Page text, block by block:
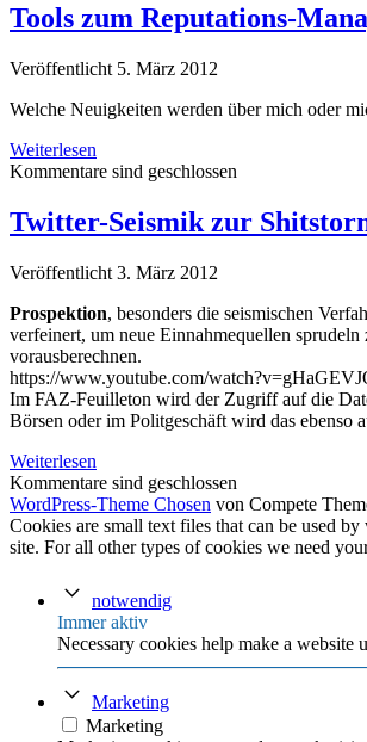
Tools zum Reputations-
Veröffentlicht 5. März 2012
Welche Neuigkeiten werden über mich oder
Weiterlesen
zum
Management
Kommentare sind geschlossen
Twitter-Seismik zur
Veröffentlicht 3. März 2012
Prospektion, besonders die seismischen
verfeinert, um neue Einnahmequellen
vorausberechnen.
https://www.youtube.com/
Im FAZ-Feuilleton wird der Zugriff auf die
Börsen oder im Politgeschäft wird das ebenso
Weiterlesen
Seismik
zur
Shitstormvorhersage
Kommentare sind geschlossen
WordPress-Theme Chosen von Compete
Cookies are small text files that can be used
site. For all other types of cookies we need
notwendig
Immer aktiv
Necessary cookies help make a website
Marketing
Marketing